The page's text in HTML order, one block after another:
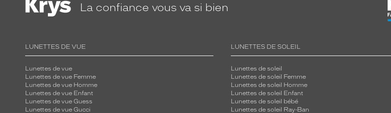
La confiance vous va si bien
LUNETTES DE VUE
Lunettes de vue
Lunettes de vue Femme
Lunettes de vue Homme
Lunettes de vue Enfant
Lunettes de vue Guess
Lunettes de vue Gucci
LUNETTES DE SOLEIL
Lunettes de soleil
Lunettes de soleil Femme
Lunettes de soleil Homme
Lunettes de soleil Enfant
Lunettes de soleil bébé
Lunettes de soleil Ray-Ban